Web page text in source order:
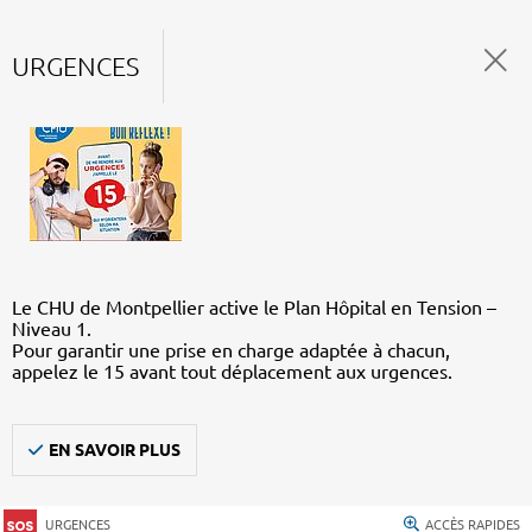
URGENCES
Le CHU de Montpellier active le Plan Hôpital en Tension –
Niveau 1.
Pour garantir une prise en charge adaptée à chacun,
appelez le 15 avant tout déplacement aux urgences.
EN SAVOIR PLUS
URGENCES ACCÈS RAPIDES